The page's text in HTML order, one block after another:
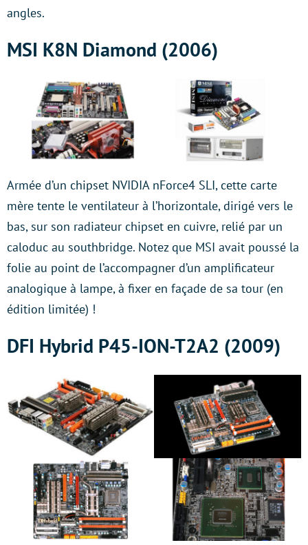
angles.
MSI K8N Diamond (2006)
Armée d’un chipset NVIDIA nForce4 SLI, cette carte
mère tente le ventilateur à l’horizontale, dirigé vers le
bas, sur son radiateur chipset en cuivre, relié par un
caloduc au southbridge. Notez que MSI avait poussé la
folie au point de l’accompagner d’un amplificateur
analogique à lampe, à fixer en façade de sa tour (en
édition limitée) !
DFI Hybrid P45-ION-T2A2 (2009)